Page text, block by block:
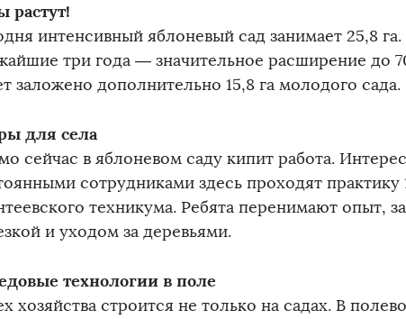
растут!
интенсивный яблоневый сад занимает 25,8
три года — значительное расширение до
заложено дополнительно 15,8 га молодого сада.
для села
сейчас в яблоневом саду кипит работа.
сотрудниками здесь проходят практику
техникума. Ребята перенимают опыт,
и уходом за деревьями.
технологии в поле
хозяйства строится не только на садах. В